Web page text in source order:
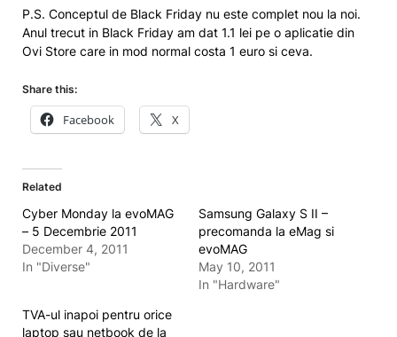
P.S. Conceptul de Black Friday nu este complet nou la noi.
Anul trecut in Black Friday am dat 1.1 lei pe o aplicatie din
Ovi Store care in mod normal costa 1 euro si ceva.
Share this:
Facebook X
Related
Cyber Monday la evoMAG
– 5 Decembrie 2011
December 4, 2011
In "Diverse"
Samsung Galaxy S II –
precomanda la eMag si
evoMAG
May 10, 2011
In "Hardware"
TVA-ul inapoi pentru orice
laptop sau netbook de la